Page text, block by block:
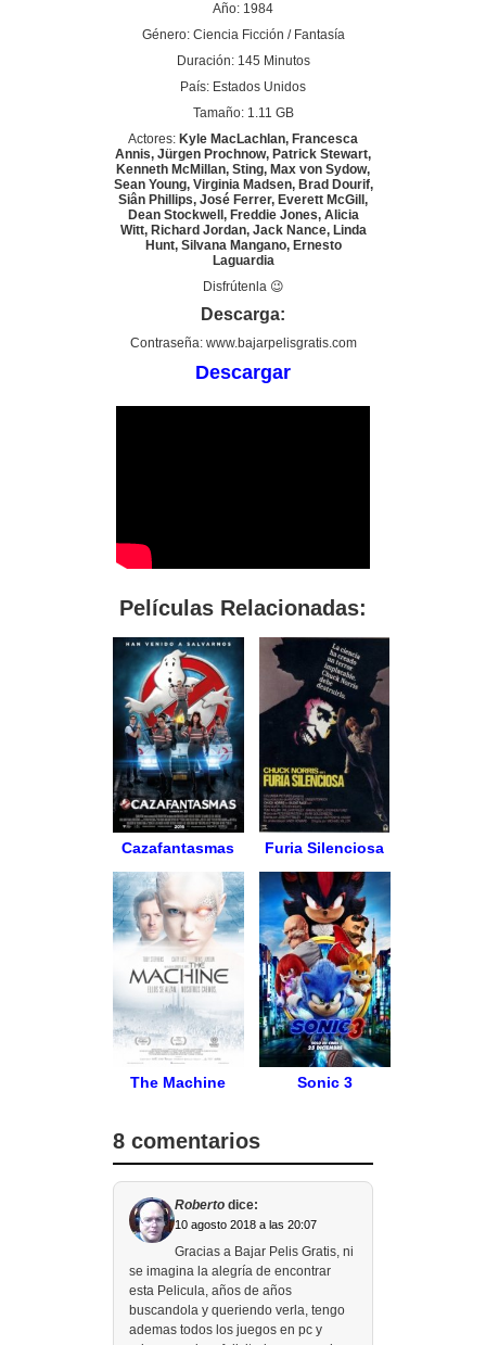
Año: 1984
Género: Ciencia Ficción / Fantasía
Duración: 145 Minutos
País: Estados Unidos
Tamaño: 1.11 GB
Actores: Kyle MacLachlan, Francesca
Annis, Jürgen Prochnow, Patrick Stewart,
Kenneth McMillan, Sting, Max von Sydow,
Sean Young, Virginia Madsen, Brad Dourif,
Siân Phillips, José Ferrer, Everett McGill,
Dean Stockwell, Freddie Jones, Alicia
Witt, Richard Jordan, Jack Nance, Linda
Hunt, Silvana Mangano, Ernesto
Laguardia
Disfrútenla 😉
Descarga:
Contraseña: www.bajarpelisgratis.com
Descargar
Películas Relacionadas:
Cazafantasmas Furia Silenciosa
The Machine Sonic 3
8 comentarios
Roberto dice:
10 agosto 2018 a las 20:07
Gracias a Bajar Pelis Gratis, ni
se imagina la alegría de encontrar
esta Pelicula, años de años
buscandola y queriendo verla, tengo
ademas todos los juegos en pc y